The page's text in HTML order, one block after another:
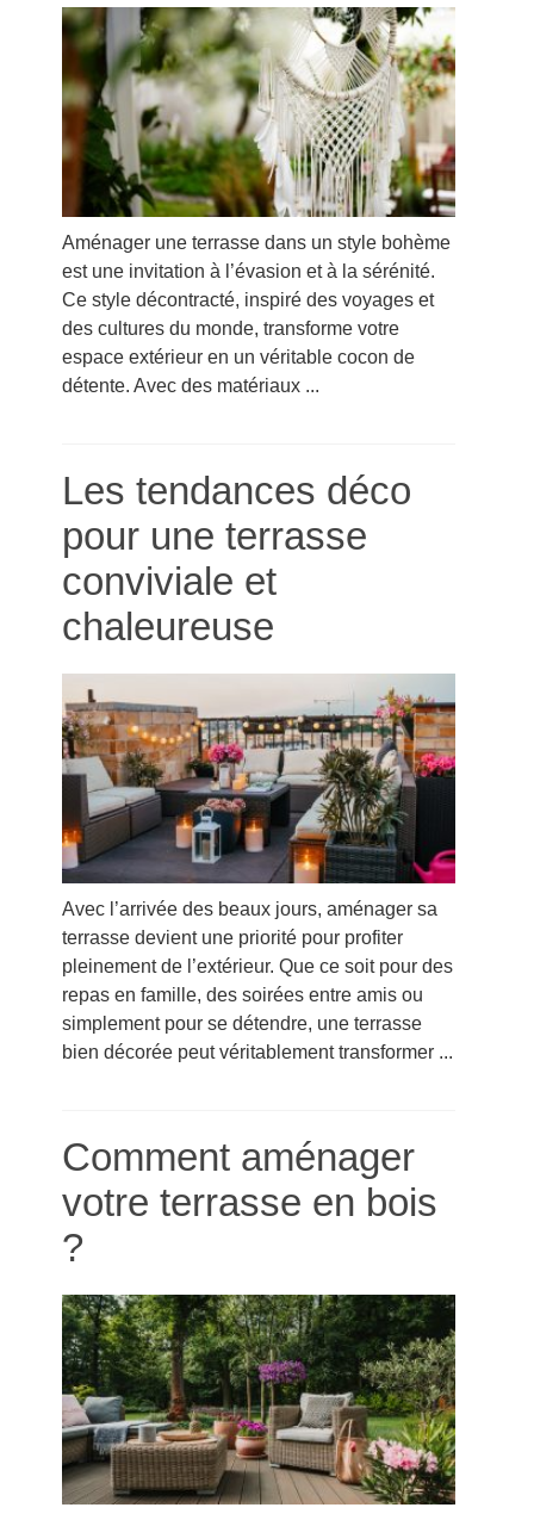
Aménager une terrasse dans un style bohème
est une invitation à l’évasion et à la sérénité.
Ce style décontracté, inspiré des voyages et
des cultures du monde, transforme votre
espace extérieur en un véritable cocon de
détente. Avec des matériaux ...
Les tendances déco
pour une terrasse
conviviale et
chaleureuse
Avec l’arrivée des beaux jours, aménager sa
terrasse devient une priorité pour profiter
pleinement de l’extérieur. Que ce soit pour des
repas en famille, des soirées entre amis ou
simplement pour se détendre, une terrasse
bien décorée peut véritablement transformer ...
Comment aménager
votre terrasse en bois
?